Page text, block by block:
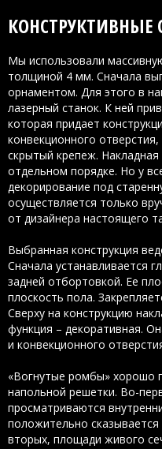
КОНСТРУКТИВНЫЕ
Мы использовали
толщиной 4 мм. Сначала
орнаментом. Для этого в
лазерный станок. К ней
которая придает
конвекционного
скрытый крепеж. Накладная
отдельном порядке. Но у
декорирование под
осуществляется только
от дизайнера настоящего
Выбранная конструкция
Сначала устанавливается
задней отбортовкой. Ее
плоскость пола.
Сверху на конструкцию
функция – декоративная.
и конвекционного
«Вогнутые ромбы» хорошо
напольной решетки. Во-
просматриваются
положительно
вторых, площади живого